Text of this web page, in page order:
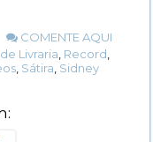
COMENTE AQUI
Livraria Record
, Sátira Sidney